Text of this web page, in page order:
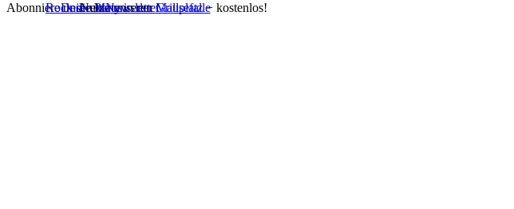
Abonniere unserenNewsletter
Deine Party in der Mausefalle
Nutze unserenGrillplatz− kostenlos!
Rock die Maus